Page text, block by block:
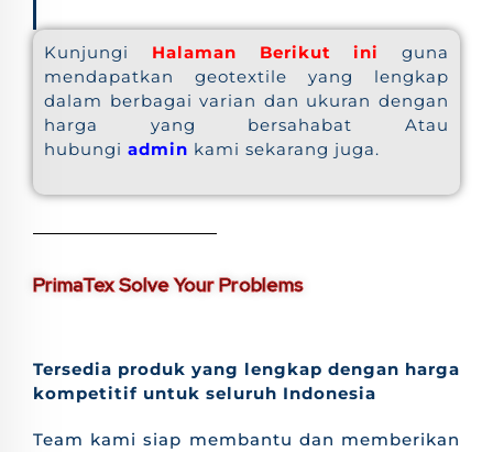
Kunjungi Halaman Berikut ini
guna
mendapatkan geotextile yang lengkap
dalam berbagai varian dan ukuran dengan
harga yang bersahabat Atau
hubungi admin kami sekarang juga.
PrimaTex Solve Your Problems
Tersedia produk yang lengkap dengan harga
kompetitif untuk seluruh Indonesia
Team kami siap membantu dan memberikan